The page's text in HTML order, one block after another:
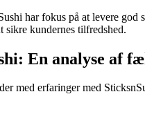
har fokus på at levere
sikre kundernes tilfredshed.
En analyse af
med erfaringer med